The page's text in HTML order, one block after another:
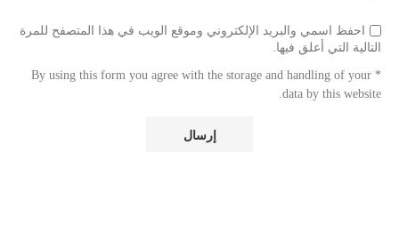
احفظ اسمي والبريد الإلكتروني وموقع الويب في هذا المتصفح للمرة
التالية التي أعلق فيها.
* By using this form you agree with the storage and handling of your
data by this website.